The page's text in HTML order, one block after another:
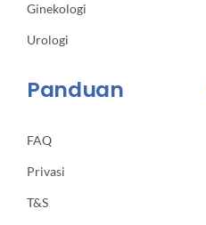
Ginekologi
Urologi
Panduan
FAQ
Privasi
T&S